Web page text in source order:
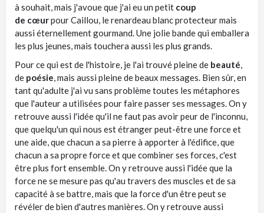
à souhait, mais j'avoue que j'ai eu un petit coup
de cœurpour Caillou, le renardeau blanc protecteur mais
aussi éternellement gourmand. Une jolie bande qui emballera
les plus jeunes, mais touchera aussi les plus grands.
Pour ce qui est de l'histoire, je l'ai trouvé pleine de beauté
de poésie , mais aussi pleine de beaux messages. Bien sûr, en
tant qu'adulte j'ai vu sans problème toutes les métaphores
que l'auteur a utilisées pour faire passer ses messages. On y
retrouve aussi l'idée qu'il ne faut pas avoir peur de l'inconnu,
que quelqu'un qui nous est étranger peut-être une force et
une aide, que chacun a sa pierre à apporter à l'édifice, que
chacun a sa propre force et que combiner ses forces, c'est
être plus fort ensemble. On y retrouve aussi l'idée que la
force ne se mesure pas qu'au travers des muscles et de sa
capacité à se battre, mais que la force d'un être peut se
révéler de bien d'autres manières. On y retrouve aussi